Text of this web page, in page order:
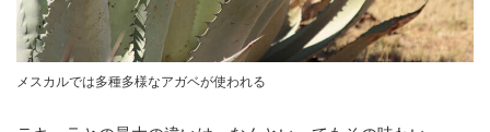
メスカルでは多種多様なアガベが使われる